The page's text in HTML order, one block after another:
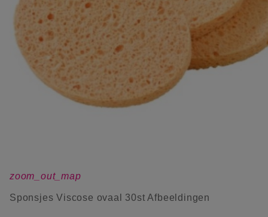
zoom_out_map
Sponsjes Viscose ovaal 30st Afbeeldingen